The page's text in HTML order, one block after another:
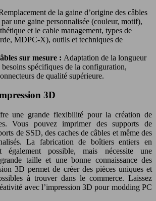
de la gaine d’origine des câbles
une gaine personnalisée (couleur, motif),
et le cable management, types de
MDPC-X), outils et techniques de
sur mesure : Adaptation de la longueur
besoins spécifiques de la configuration,
de qualité supérieure.
3D
une grande flexibilité pour la création de
Vous pouvez imprimer des supports de
de SSD, des caches de câbles et même des
La fabrication de boîtiers entiers en
également possible, mais nécessite une
taille et une bonne connaissance des
3D permet de créer des pièces uniques et
à trouver dans le commerce. Laissez
avec l’impression 3D pour modding PC